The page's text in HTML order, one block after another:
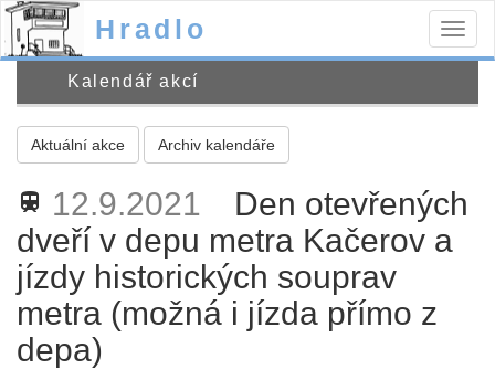
Hradlo
Kalendář akcí
Aktuální akce Archiv kalendáře
train 12.9.2021
Den otevřených
dveří v depu metra Kačerov a
jízdy historických souprav
metra (možná i jízda přímo z
depa)